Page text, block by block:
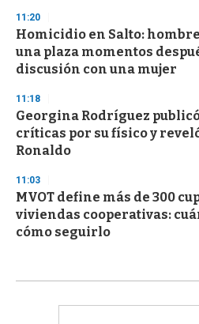
11:20
Homicidio en Salto:
una plaza momentos
discusión con una mujer
11:18
Georgina Rodríguez
críticas por su físico y
Ronaldo
11:03
MVOT define más de 300
viviendas cooperativas:
cómo seguirlo